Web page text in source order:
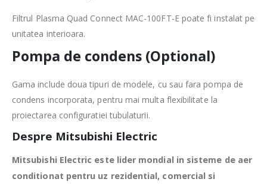
Filtrul Plasma Quad Connect MAC-100FT-E poate fi instalat pe
unitatea interioara.
Pompa de condens (Optional)
Gama include doua tipuri de modele, cu sau fara pompa de
condens incorporata, pentru mai multa flexibilitate la
proiectarea configuratiei tubulaturii.
Despre Mitsubishi Electric
Mitsubishi Electric este lider mondial in sisteme de aer
conditionat pentru uz rezidential, comercial si